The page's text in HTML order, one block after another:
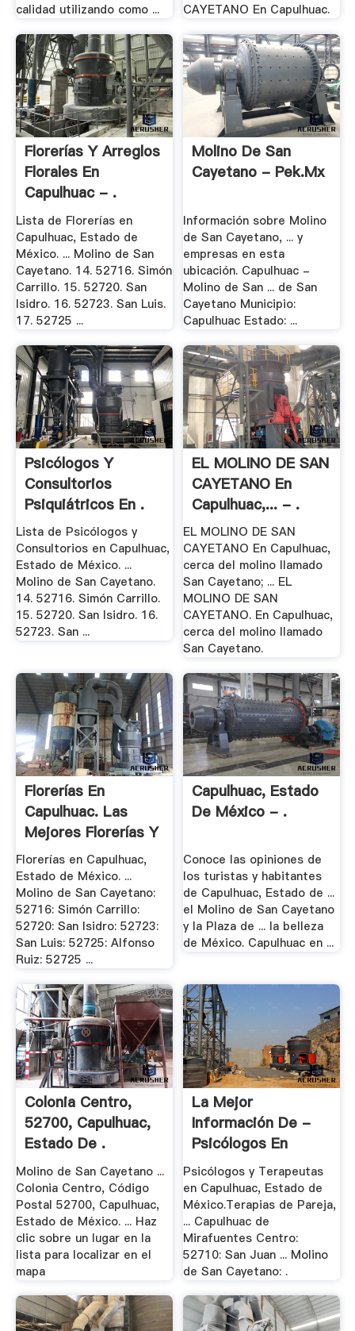
calidad utilizando como ...
CAYETANO En Capulhuac.
Florerías Y Arreglos
Florales En
Capulhuac - .
Lista de Florerías en
Capulhuac, Estado de
México. ... Molino de San
Cayetano. 14. 52716. Simón
Carrillo. 15. 52720. San
Isidro. 16. 52723. San Luis.
17. 52725 ...
Molino De San
Cayetano - Pek.mx
Información sobre Molino
de San Cayetano, ... y
empresas en esta
ubicación. Capulhuac -
Molino de San ... de San
Cayetano Municipio:
Capulhuac Estado: ...
Psicólogos Y
Consultorios
Psiquiátricos En .
Lista de Psicólogos y
Consultorios en Capulhuac,
Estado de México. ...
Molino de San Cayetano.
14. 52716. Simón Carrillo.
15. 52720. San Isidro. 16.
52723. San ...
EL MOLINO DE SAN
CAYETANO En
Capulhuac,... - .
EL MOLINO DE SAN
CAYETANO En Capulhuac,
cerca del molino llamado
San Cayetano; ... EL
MOLINO DE SAN
CAYETANO. En Capulhuac,
cerca del molino llamado
San Cayetano.
Florerías En
Capulhuac. Las
Mejores Florerías Y
.
Florerías en Capulhuac,
Estado de México. ...
Molino de San Cayetano:
52716: Simón Carrillo:
52720: San Isidro: 52723:
San Luis: 52725: Alfonso
Ruiz: 52725 ...
Capulhuac, Estado
De México - .
Conoce las opiniones de
los turistas y habitantes
de Capulhuac, Estado de ...
el Molino de San Cayetano
y la Plaza de ... la belleza
de México. Capulhuac en ...
Colonia Centro,
52700, Capulhuac,
Estado De .
Molino de San Cayetano ...
Colonia Centro, Código
Postal 52700, Capulhuac,
Estado de México. ... Haz
clic sobre un lugar en la
lista para localizar en el
mapa
La Mejor
Información De -
Psicólogos En
México
Psicólogos y Terapeutas
en Capulhuac, Estado de
México.Terapias de Pareja,
... Capulhuac de
Mirafuentes Centro:
52710: San Juan ... Molino
de San Cayetano: .